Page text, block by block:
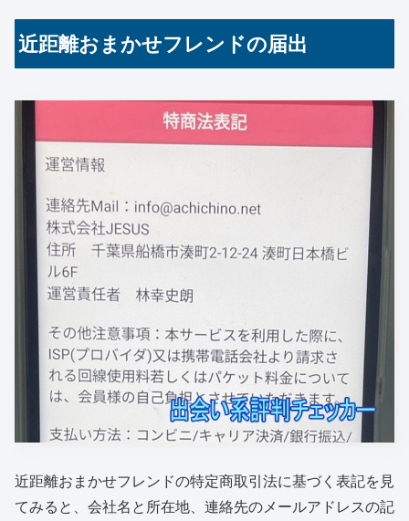
近距離おまかせフレンドの届出
近距離おまかせフレンドの特定商取引法に基づく表記を見
てみると、会社名と所在地、連絡先のメールアドレスの記